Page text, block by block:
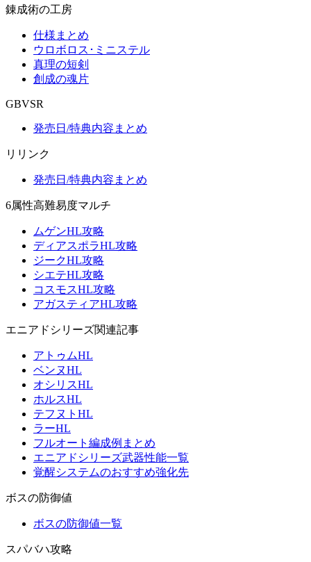
錬成術の工房
仕様まとめ
ウロボロス･ミニステル
真理の短剣
創成の魂片
GBVSR
発売日/特典内容まとめ
リリンク
発売日/特典内容まとめ
6属性高難易度マルチ
ムゲンHL攻略
ディアスポラHL攻略
ジークHL攻略
シエテHL攻略
コスモスHL攻略
アガスティアHL攻略
エニアドシリーズ関連記事
アトゥムHL
ベンヌHL
オシリスHL
ホルスHL
テフヌトHL
ラーHL
フルオート編成例まとめ
エニアドシリーズ武器性能一覧
覚醒システムのおすすめ強化先
ボスの防御値
ボスの防御値一覧
スパバハ攻略